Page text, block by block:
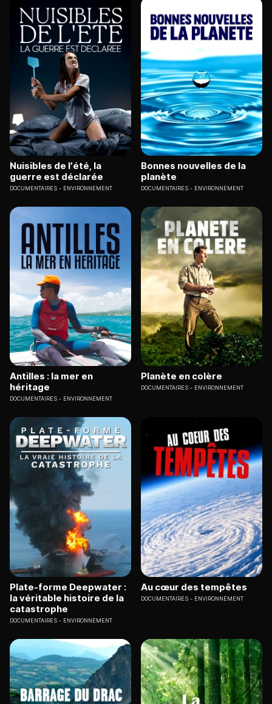
Nuisibles de l'été, la
guerre est déclarée
DOCUMENTAIRES ENVIRONNEMENT
Bonnes nouvelles de la
planète
DOCUMENTAIRES ENVIRONNEMENT
Antilles : la mer en
héritage
DOCUMENTAIRES ENVIRONNEMENT
Planète en colère
DOCUMENTAIRES ENVIRONNEMENT
Plate-forme Deepwater :
la véritable histoire de la
catastrophe
DOCUMENTAIRES ENVIRONNEMENT
Au cœur des tempêtes
DOCUMENTAIRES ENVIRONNEMENT